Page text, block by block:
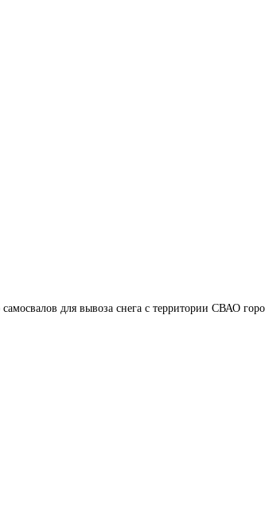
для вывоза снега с территории СВАО